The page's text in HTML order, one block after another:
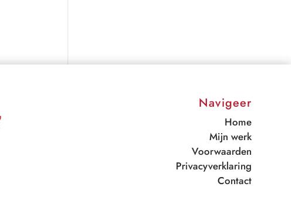
Navigeer
Home
Mijn werk
Voorwaarden
Privacyverklaring
Contact